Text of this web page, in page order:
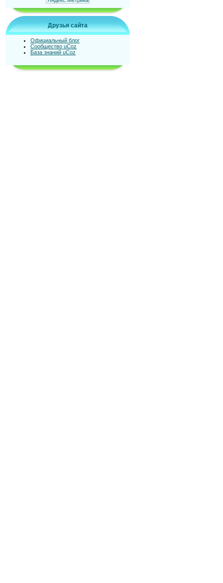
Друзья сайта
Официальный блог
Сообщество uCoz
База знаний uCoz